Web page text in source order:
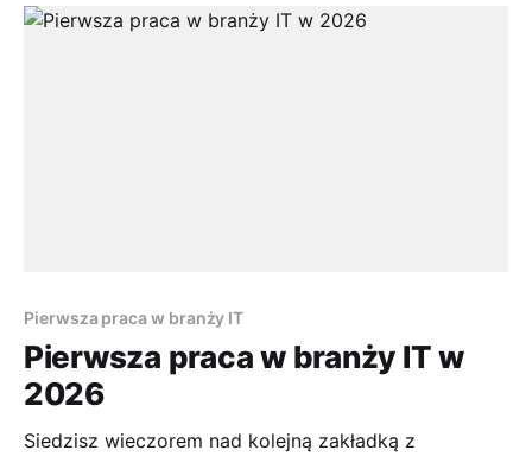
Właściciel małej firmy zatrudnia pierwszą osobę i
Pierwsza praca w branży IT
Pierwsza praca w branży IT w
2026
Siedzisz wieczorem nad kolejną zakładką z